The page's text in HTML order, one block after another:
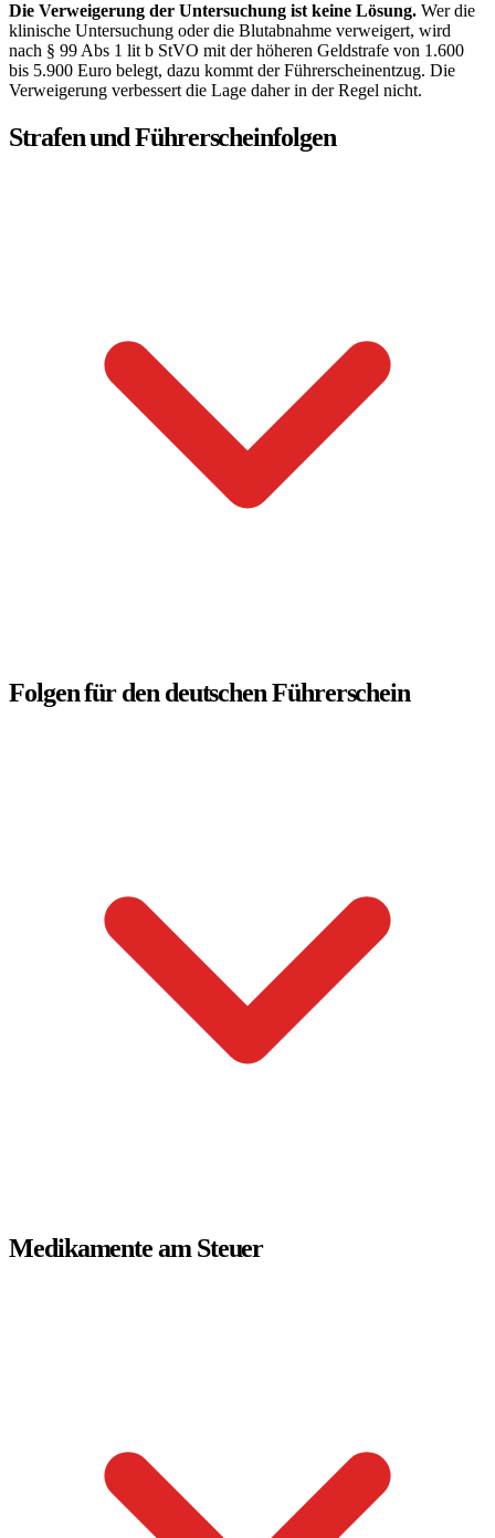
Die Verweigerung der Untersuchung ist keine Lösung. Wer die
klinische Untersuchung oder die Blutabnahme verweigert, wird
nach § 99 Abs 1 lit b StVO mit der höheren Geldstrafe von 1.600
bis 5.900 Euro belegt, dazu kommt der Führerscheinentzug. Die
Verweigerung verbessert die Lage daher in der Regel nicht.
Strafen und Führerscheinfolgen
Folgen für den deutschen Führerschein
Medikamente am Steuer